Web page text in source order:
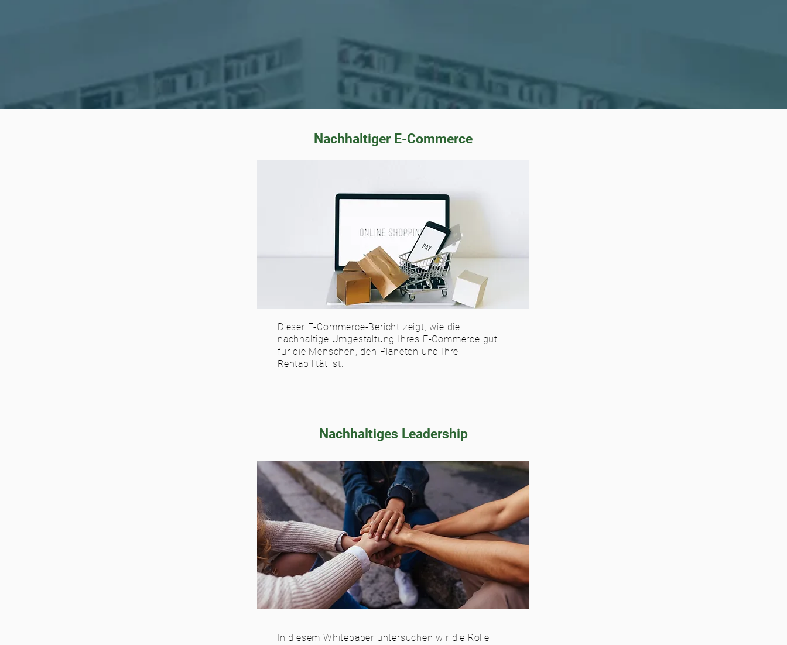
Nachhaltiger E-Commerce
Dieser E-Commerce-Bericht zeigt, wie die
nachhaltige Umgestaltung Ihres E-Commerce gut
für die Menschen, den Planeten und Ihre
Rentabilität ist.
Nachhaltiges Leadership
In diesem Whitepaper untersuchen wir die Rolle